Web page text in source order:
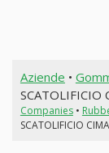
Aziende •
SCATOLIFICIO
Companies•
SCATOLIFICIO